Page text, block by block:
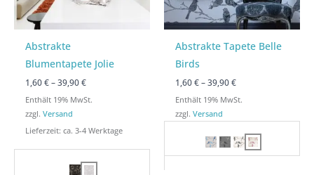
Abstrakte
Blumentapete Jolie
1,60€ –39,90€
Enthält 19% MwSt.
zzgl.Versand
Lieferzeit: ca. 3-4 Werktage
Abstrakte Tapete Belle
Birds
1,60€ –39,90€
Enthält 19% MwSt.
zzgl.Versand